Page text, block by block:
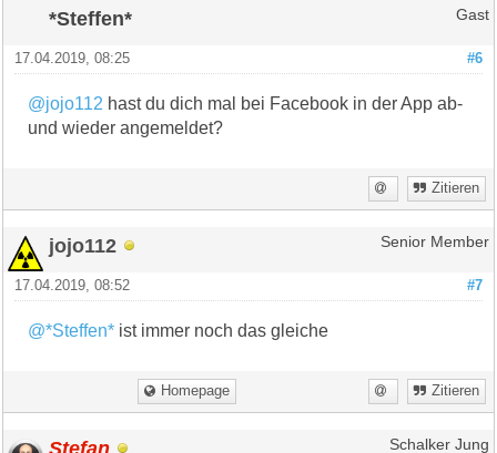
*Steffen* Gast
#6
17.04.2019, 08:25
@jojo112 hast du dich mal bei Facebook in der App ab-
und wieder angemeldet?
Zitieren
jojo112 Senior Member
#7
17.04.2019, 08:52
@*Steffen* ist immer noch das gleiche
Homepage Zitieren
Stefan Schalker Jung